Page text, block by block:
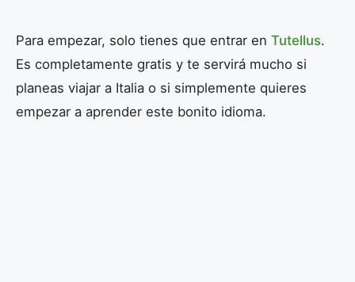
Para empezar, solo tienes que entrar en Tutellus.
Es completamente gratis y te servirá mucho si
planeas viajar a Italia o si simplemente quieres
empezar a aprender este bonito idioma.